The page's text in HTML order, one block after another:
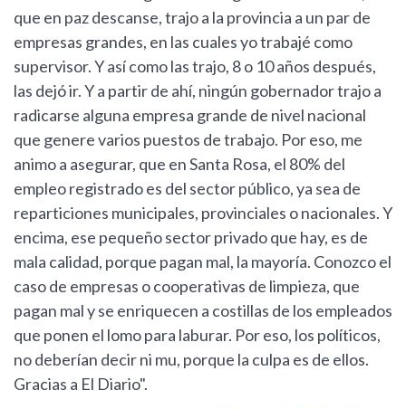
que en paz descanse, trajo a la provincia a un par de
empresas grandes, en las cuales yo trabajé como
supervisor. Y así como las trajo, 8 o 10 años después,
las dejó ir. Y a partir de ahí, ningún gobernador trajo a
radicarse alguna empresa grande de nivel nacional
que genere varios puestos de trabajo. Por eso, me
animo a asegurar, que en Santa Rosa, el 80% del
empleo registrado es del sector público, ya sea de
reparticiones municipales, provinciales o nacionales. Y
encima, ese pequeño sector privado que hay, es de
mala calidad, porque pagan mal, la mayoría. Conozco el
caso de empresas o cooperativas de limpieza, que
pagan mal y se enriquecen a costillas de los empleados
que ponen el lomo para laburar. Por eso, los políticos,
no deberían decir ni mu, porque la culpa es de ellos.
Gracias a El Diario".